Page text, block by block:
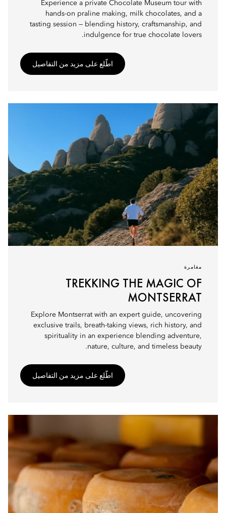
Experience a private Chocolate Museum tour with
hands-on praline making, milk chocolates, and a
tasting session — blending history, craftsmanship, and
indulgence for true chocolate lovers.
اطّلع على مزيد من التفاصيل
مغامرة
TREKKING THE MAGIC OF
MONTSERRAT
Explore Montserrat with an expert guide, uncovering
exclusive trails, breath-taking views, rich history, and
spirituality in an experience blending adventure,
nature, culture, and timeless beauty.
اطّلع على مزيد من التفاصيل